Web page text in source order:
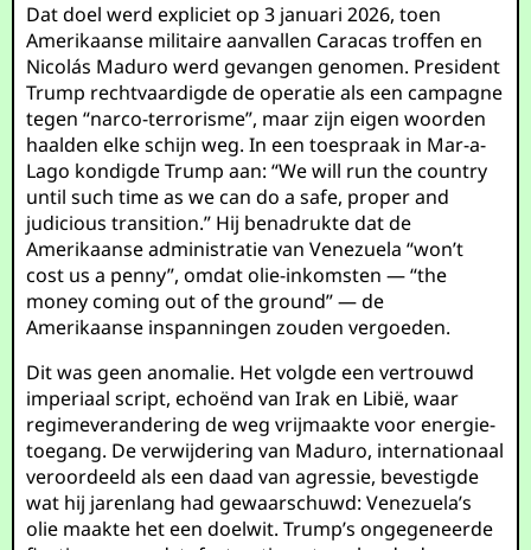
Dat doel werd expliciet op 3 januari 2026, toen
Amerikaanse militaire aanvallen Caracas troffen en
Nicolás Maduro werd gevangen genomen. President
Trump rechtvaardigde de operatie als een campagne
tegen “narco-terrorisme”, maar zijn eigen woorden
haalden elke schijn weg. In een toespraak in Mar-a-
Lago kondigde Trump aan: “We will run the country
until such time as we can do a safe, proper and
judicious transition.” Hij benadrukte dat de
Amerikaanse administratie van Venezuela “won’t
cost us a penny”, omdat olie-inkomsten — “the
money coming out of the ground” — de
Amerikaanse inspanningen zouden vergoeden.
Dit was geen anomalie. Het volgde een vertrouwd
imperiaal script, echoënd van Irak en Libië, waar
regimeverandering de weg vrijmaakte voor energie-
toegang. De verwijdering van Maduro, internationaal
veroordeeld als een daad van agressie, bevestigde
wat hij jarenlang had gewaarschuwd: Venezuela’s
olie maakte het een doelwit. Trump’s ongegeneerde